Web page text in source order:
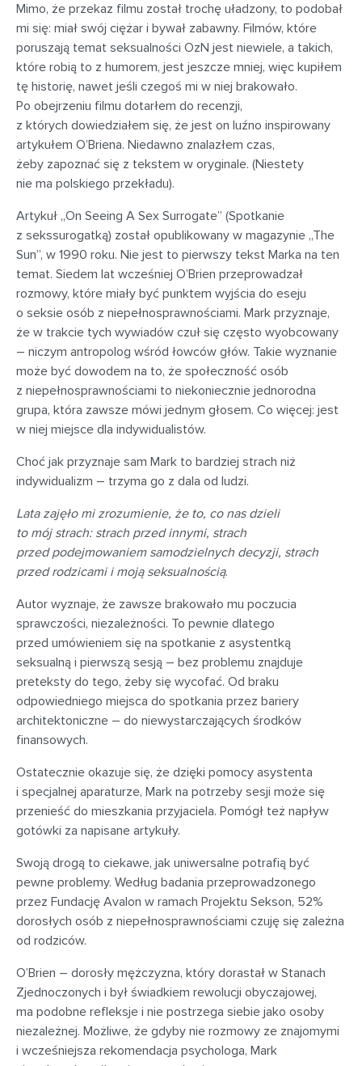
Mimo, że przekaz filmu został trochę uładzony, to podobał
mi się: miał swój ciężar i bywał zabawny. Filmów, które
poruszają temat seksualności OzN jest niewiele, a takich,
które robią to z humorem, jest jeszcze mniej, więc kupiłem
tę historię, nawet jeśli czegoś mi w niej brakowało.
Po obejrzeniu filmu dotarłem do recenzji,
z których dowiedziałem się, że jest on luźno inspirowany
artykułem O’Briena. Niedawno znalazłem czas,
żeby zapoznać się z tekstem w oryginale. (Niestety
nie ma polskiego przekładu).
Artykuł „On Seeing A Sex Surrogate” (Spotkanie
z sekssurogatką) został opublikowany w magazynie „The
Sun”, w 1990 roku. Nie jest to pierwszy tekst Marka na ten
temat. Siedem lat wcześniej O’Brien przeprowadzał
rozmowy, które miały być punktem wyjścia do eseju
o seksie osób z niepełnosprawnościami. Mark przyznaje,
że w trakcie tych wywiadów czuł się często wyobcowany
– niczym antropolog wśród łowców głów. Takie wyznanie
może być dowodem na to, że społeczność osób
z niepełnosprawnościami to niekoniecznie jednorodna
grupa, która zawsze mówi jednym głosem. Co więcej: jest
w niej miejsce dla indywidualistów.
Choć jak przyznaje sam Mark to bardziej strach niż
indywidualizm – trzyma go z dala od ludzi.
Lata zajęło mi zrozumienie, że to, co nas dzieli
to mój strach: strach przed innymi, strach
przed podejmowaniem samodzielnych decyzji, strach
przed rodzicami i moją seksualnością.
Autor wyznaje, że zawsze brakowało mu poczucia
sprawczości, niezależności. To pewnie dlatego
przed umówieniem się na spotkanie z asystentką
seksualną i pierwszą sesją – bez problemu znajduje
preteksty do tego, żeby się wycofać. Od braku
odpowiedniego miejsca do spotkania przez bariery
architektoniczne – do niewystarczających środków
finansowych.
Ostatecznie okazuje się, że dzięki pomocy asystenta
i specjalnej aparaturze, Mark na potrzeby sesji może się
przenieść do mieszkania przyjaciela. Pomógł też napływ
gotówki za napisane artykuły.
Swoją drogą to ciekawe, jak uniwersalne potrafią być
pewne problemy. Według badania przeprowadzonego
przez Fundację Avalon w ramach Projektu Sekson, 52%
dorosłych osób z niepełnosprawnościami czuję się zależna
od rodziców.
O’Brien – dorosły mężczyzna, który dorastał w Stanach
Zjednoczonych i był świadkiem rewolucji obyczajowej,
ma podobne refleksje i nie postrzega siebie jako osoby
niezależnej. Możliwe, że gdyby nie rozmowy ze znajomymi
i wcześniejsza rekomendacja psychologa, Mark